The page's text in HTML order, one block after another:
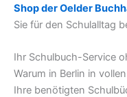
Shop der Oelder
Sie für den Schulalltag
Ihr Schulbuch-Service
Warum in Berlin in
Ihre benötigten